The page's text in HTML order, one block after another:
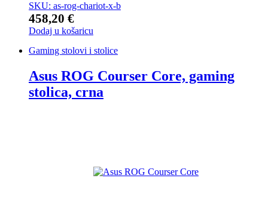
SKU: as-rog-chariot-x-b
458,20 €
Dodaj u košaricu
Gaming stolovi i stolice
Asus ROG Courser Core, gaming
stolica, crna